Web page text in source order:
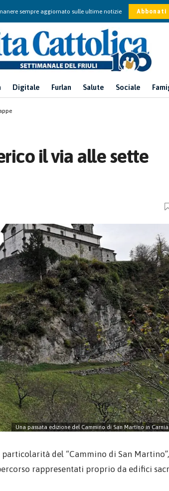
sempre aggiornato sulle ultime notizie Abbonati
Digitale Furlan Salute Sociale
il via alle sette
Una passata edizione del Cammino di San Martino in Carnia
del “Cammino di San Martino”,
rappresentati proprio da edifici